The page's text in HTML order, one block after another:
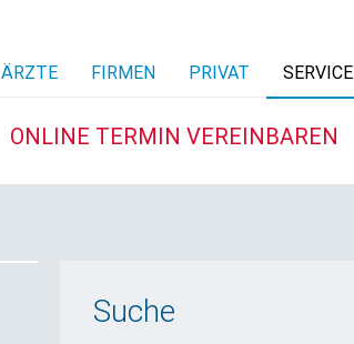
ÄRZTE FIRMEN PRIVAT SERVICE
ONLINE TERMIN VEREINBAREN
Suche